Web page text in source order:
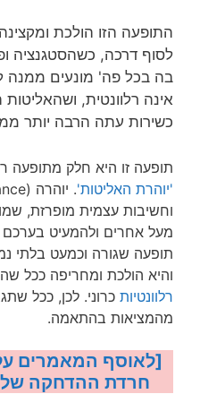
התופעה הזו הולכת
לסוף דרכה, כשהסטגנציה
בה בכל פה' מונעים ממנה
אינה רלוונטית,
כשירות עתה הרבה יותר
תופעה זו היא חלק מתופעה
'יוהרת האליטות'
וחשיבות עצמית מופרזת,
מעל אחרים ולהמעיט בערכם
תופעה שגורה וכמעט בלתי
והיא הולכת ומחריפה ככל
רלוונטיות כרוני. לכן, ככל
מהמציאות בהתאמה.
[לאוסף המאמרים
חרדת ההדחקה של